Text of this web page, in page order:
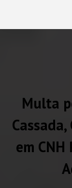
Multa
em CNH